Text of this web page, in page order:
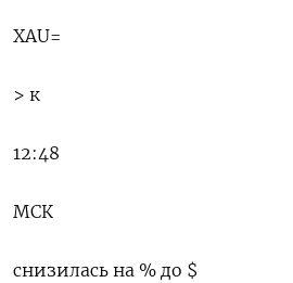
XAU=
> к
12:48
МСК
снизилась на % до $